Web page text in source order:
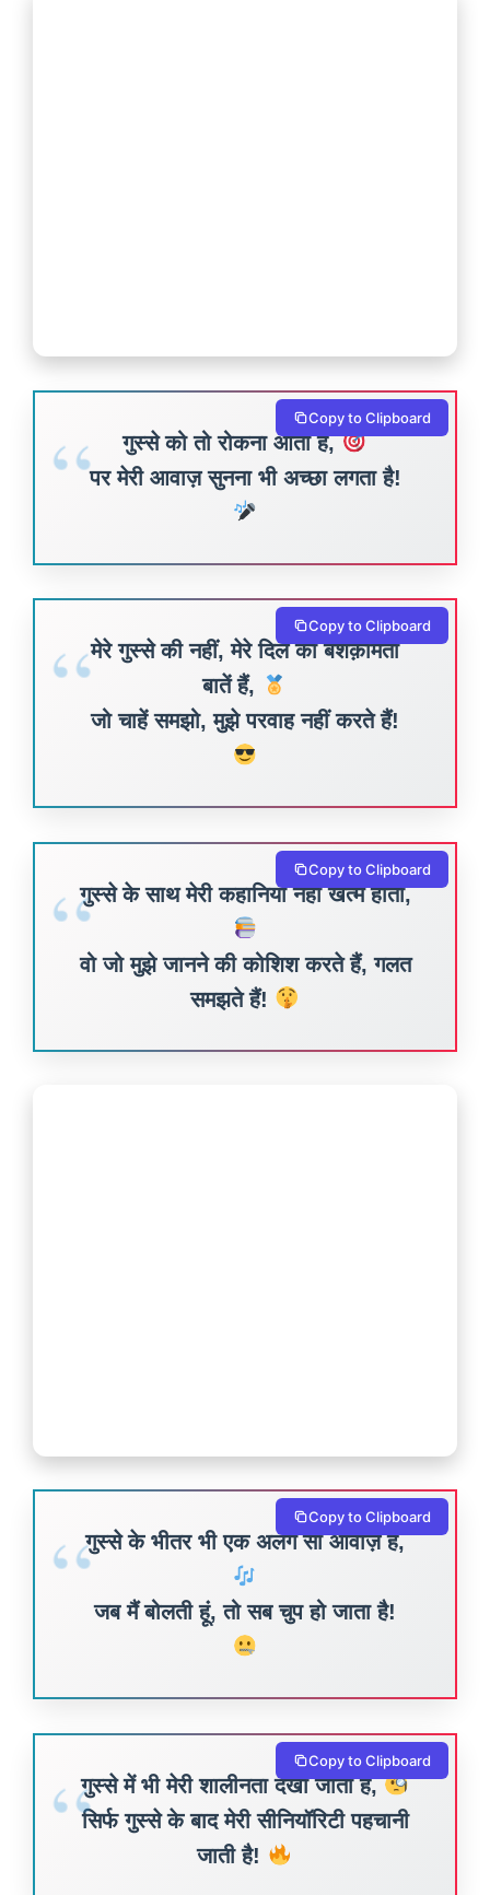
गुस्से को तो रोकना आता है,
पर मेरी आवाज़ सुनना भी अच्छा लगता है!
Copy to Clipboard
मेरे गुस्से की नहीं, मेरे दिल की बेशक़ीमती
बातें हैं,
जो चाहें समझो, मुझे परवाह नहीं करते हैं!
Copy to Clipboard
गुस्से के साथ मेरी कहानियाँ नहीं खत्म होती,
वो जो मुझे जानने की कोशिश करते हैं, गलत
समझते हैं!
Copy to Clipboard
गुस्से के भीतर भी एक अलग सी आवाज़ है,
जब मैं बोलती हूं, तो सब चुप हो जाता है!
Copy to Clipboard
गुस्से में भी मेरी शालीनता देखी जाती है,
सिर्फ गुस्से के बाद मेरी सीनियॉरिटी पहचानी
जाती है!
Copy to Clipboard